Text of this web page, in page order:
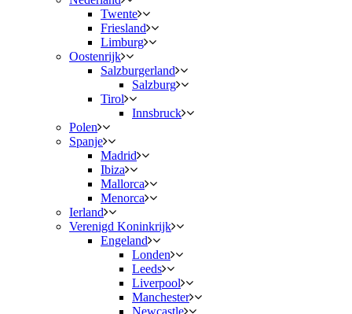
Twente
Friesland
Limburg
Oostenrijk
Salzburgerland
Salzburg
Tirol
Innsbruck
Polen
Spanje
Madrid
Ibiza
Mallorca
Menorca
Ierland
Verenigd Koninkrijk
Engeland
Londen
Leeds
Liverpool
Manchester